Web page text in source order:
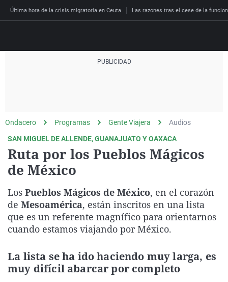
Última hora de la crisis migratoria en Ceuta Las razones tras el cese de la
Julia en la onda
La brújula
Radioestadio noche
El colegio invisible
Gente viajera
Como el perro y el
Expedientes del más
El viaje del Guernica
Prohibido morirse
Esto no ha pasado
Retornados
Equipo de
Baleares
Cantabria
Comunidad de Madrid
Comunitat Valenciana
Galicia
La Rioja
Economía
Deportes
Tenis
El tiempo
Más noticias
Salud
Cultura
Gastronomía
Medio ambiente
Televisión
Elecciones
Ondacero Programas Gente Viajera
Audios
SAN MIGUEL DE ALLENDE, GUANAJUATO Y OAXACA
Ruta por los Pueblos Mágicos
de México
Los Pueblos Mágicos de México, en el corazón
de Mesoamérica, están inscritos en una lista
que es un referente magnífico para orientarnos
cuando estamos viajando por México.
La lista se ha ido haciendo muy larga, es
muy difícil abarcar por completo